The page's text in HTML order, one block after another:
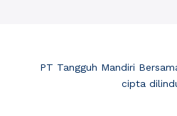
PT Tangguh Mandiri
cipta